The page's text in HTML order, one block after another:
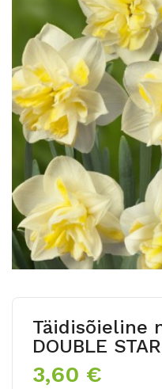
Täidisõieline
DOUBLE STAR
3,60 €